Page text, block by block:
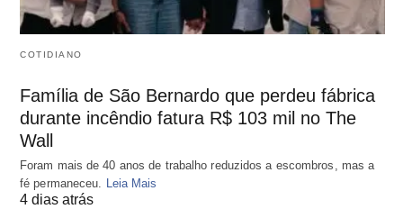
COTIDIANO
Família de São Bernardo que perdeu fábrica
durante incêndio fatura R$ 103 mil no The
Wall
Foram mais de 40 anos de trabalho reduzidos a escombros, mas a
fé permaneceu. Leia Mais
4 dias atrás